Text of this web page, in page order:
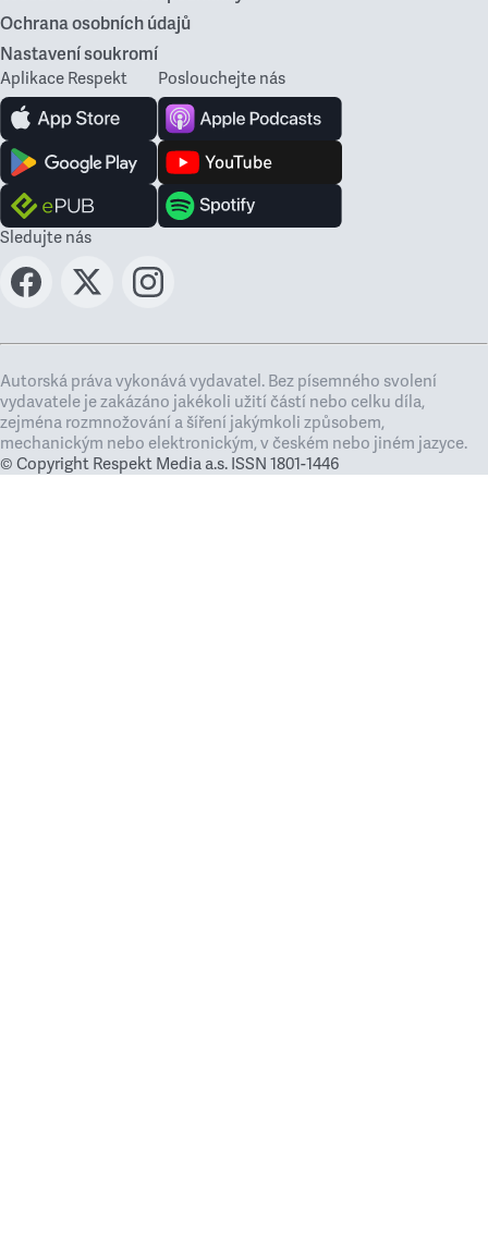
Ochrana osobních údajů
Nastavení soukromí
Aplikace Respekt Poslouchejte nás
Sledujte nás
Autorská práva vykonává vydavatel. Bez písemného svolení
vydavatele je zakázáno jakékoli užití částí nebo celku díla,
zejména rozmnožování a šíření jakýmkoli způsobem,
mechanickým nebo elektronickým, v českém nebo jiném jazyce.
© Copyright Respekt Media a.s. ISSN 1801-1446